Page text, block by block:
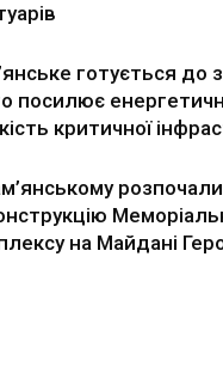
готується до
посилює
критичної
розпочали
на Майдані